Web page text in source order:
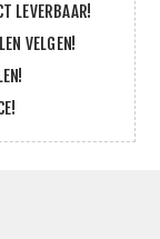
LEVERBAAR!
VELGEN!